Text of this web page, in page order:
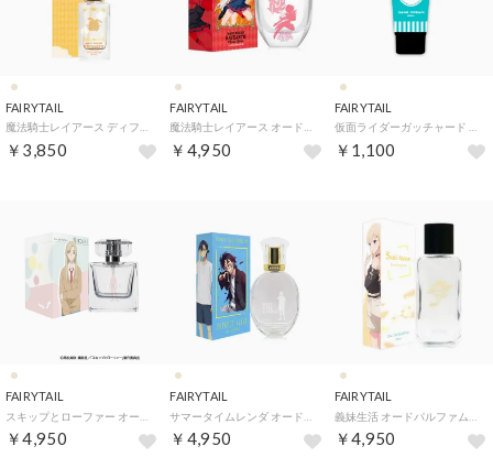
FAIRYTAIL
￥3,850
FAIRYTAIL
￥4,950
FAIRYTAIL
￥1,100
FAIRYTAIL
￥4,950
FAIRYTAIL
￥4,950
FAIRYTAIL
￥4,950